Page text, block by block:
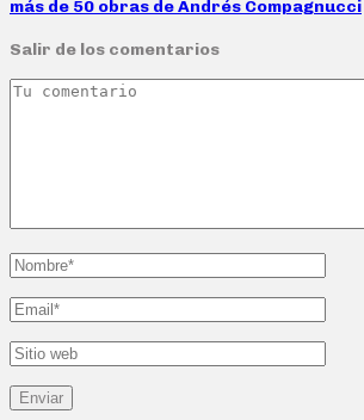
más de 50 obras de Andrés Compagnucci
Salir de los comentarios